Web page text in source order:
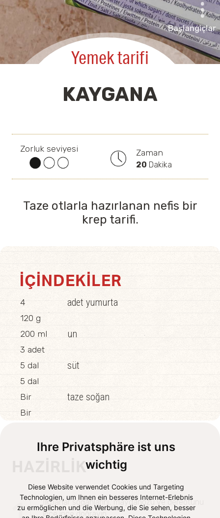
Ihre Privatsphäre ist uns
wichtig
Diese Website verwendet Cookies und Targeting
Technologien, um Ihnen ein besseres Internet-Erlebnis
zu ermöglichen und die Werbung, die Sie sehen, besser
Başlangiçlar
Yemek tarifi
KAYGANA
Zorluk seviyesi Zaman
20 Dakika
Taze otlarla hazırlanan nefis bir
krep tarifi.
İÇINDEKILER
4 adet yumurta
120 g
200 ml
un
3 adet
5 dal
süt
5 dal
Bir
taze soğan
Bir
HAZIRLIK
İlkbahar soğanlarını, maydanozu ve dereotunu
ince ince doğrayın.